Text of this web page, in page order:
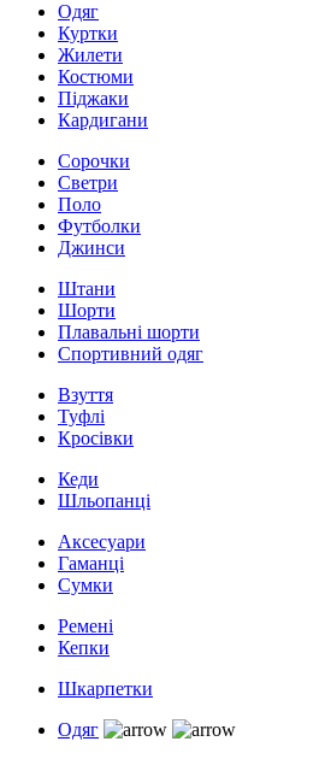
Одяг
Куртки
Жилети
Костюми
Піджаки
Кардигани
Сорочки
Светри
Поло
Футболки
Джинси
Штани
Шорти
Плавальні шорти
Спортивний одяг
Взуття
Туфлі
Кросівки
Кеди
Шльопанці
Аксесуари
Гаманці
Сумки
Ремені
Кепки
Шкарпетки
Одяг